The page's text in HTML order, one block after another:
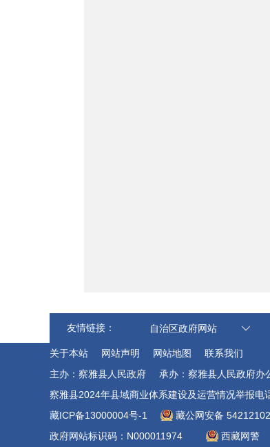
友情链接： 自治区政府网站
关于本站 网站声明 网站地图
联系我们
主办：察雅县人民政府
承办：察雅县人民政府办
察雅县2024年县域商业体系建设及运营情况举报
藏ICP备13000004号-1
藏公网安备
政府网站标识码：N000011974
西藏网警